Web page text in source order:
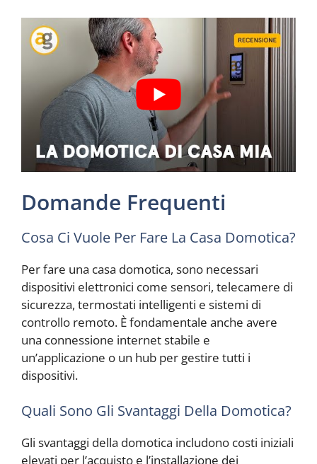
Domande Frequenti
Cosa Ci Vuole Per Fare La Casa Domotica?
Per fare una casa domotica, sono necessari
dispositivi elettronici come sensori, telecamere di
sicurezza, termostati intelligenti e sistemi di
controllo remoto. È fondamentale anche avere
una connessione internet stabile e
un’applicazione o un hub per gestire tutti i
dispositivi.
Quali Sono Gli Svantaggi Della Domotica?
Gli svantaggi della domotica includono costi iniziali
elevati per l’acquisto e l’installazione dei